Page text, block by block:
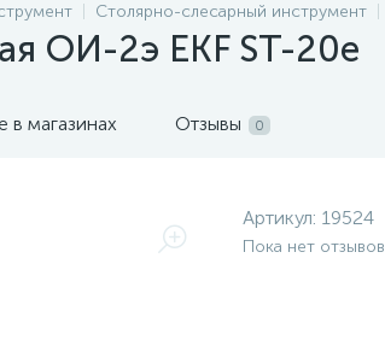
Столярно-слесарный инструмент
ОИ-2э EKF ST-20e
в магазинах Отзывы 0
Артикул: 19524
Пока нет отзывов